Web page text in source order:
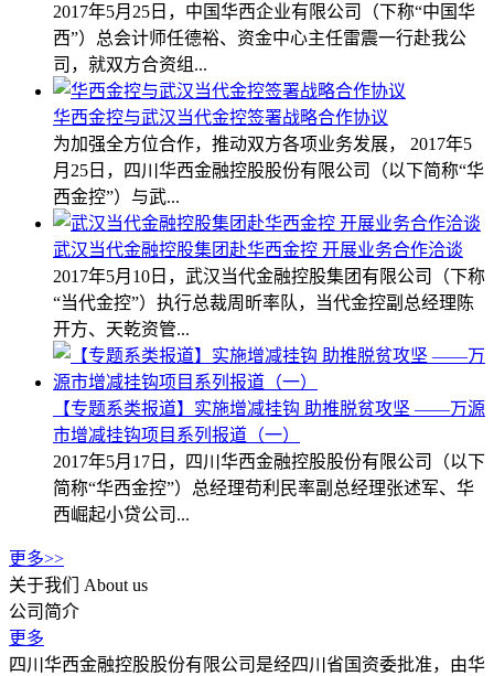
2017年5月25日，中国华西企业有限公司（下称“中国华
西”）总会计师任德裕、资金中心主任雷震一行赴我公
司，就双方合资组...
华西金控与武汉当代金控签署战略合作协议
为加强全方位合作，推动双方各项业务发展， 2017年5
月25日，四川华西金融控股股份有限公司（以下简称“华
西金控”）与武...
武汉当代金融控股集团赴华西金控 开展业务合作洽谈
2017年5月10日，武汉当代金融控股集团有限公司（下称
“当代金控”）执行总裁周昕率队，当代金控副总经理陈
开方、天乾资管...
【专题系类报道】实施增减挂钩 助推脱贫攻坚 ——万源
市增减挂钩项目系列报道（一）
2017年5月17日，四川华西金融控股股份有限公司（以下
简称“华西金控”）总经理苟利民率副总经理张述军、华
西崛起小贷公司...
更多>>
关于我们
About us
公司简介
更多
四川华西金融控股股份有限公司是经四川省国资委批准，由华